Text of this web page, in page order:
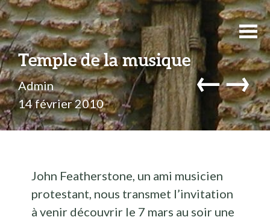
Temple de la musique
Admin
14 février 2010
←→
John Featherstone, un ami musicien
protestant, nous transmet l’invitation
à venir découvrir le 7 mars au soir une